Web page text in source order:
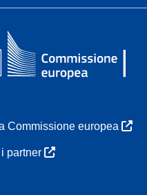
Commissione europea
partner